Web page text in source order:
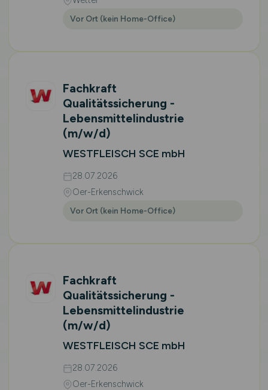
Vor Ort (kein Home-Office)
Fachkraft
Qualitätssicherung -
Lebensmittelindustrie
(m/w/d)
WESTFLEISCH SCE mbH
28.07.2026
Oer-Erkenschwick
Vor Ort (kein Home-Office)
Fachkraft
Qualitätssicherung -
Lebensmittelindustrie
(m/w/d)
WESTFLEISCH SCE mbH
28.07.2026
Oer-Erkenschwick